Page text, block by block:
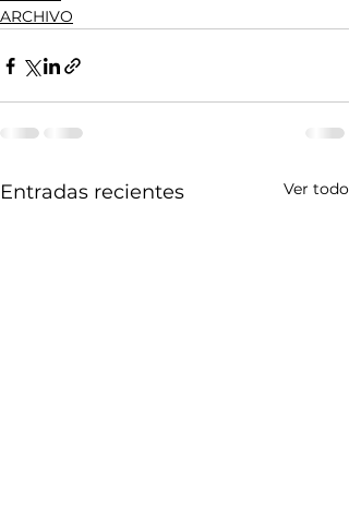
ARCHIVO
Entradas recientes Ver todo